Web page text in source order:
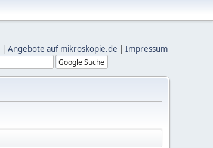
| Angebote auf mikroskopie.de | Impressum